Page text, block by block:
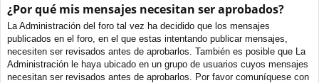
¿Por qué mis mensajes necesitan ser aprobados?
La Administración del foro tal vez ha decidido que los mensajes
publicados en el foro, en el que estas intentando publicar mensajes,
necesiten ser revisados antes de aprobarlos. También es posible que La
Administración le haya ubicado en un grupo de usuarios cuyos mensajes
necesitan ser revisados antes de aprobarlos. Por favor comuníquese con